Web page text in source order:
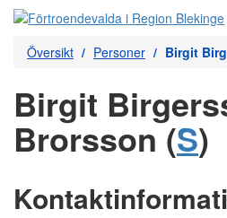
Översikt Personer Birgit
Birgit
Brorsson (S)